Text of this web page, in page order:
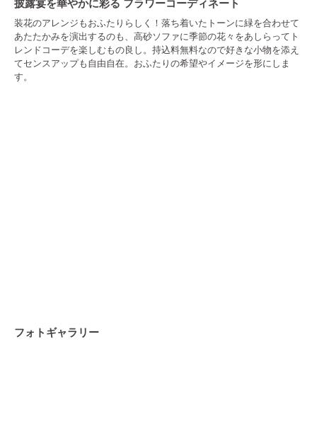
装花のアレンジもおふたりらしく！落ち着いたトーンに緑を合わせて
あたたかみを演出するのも、高砂ソファに季節の花々をあしらってト
レンドコーデを楽しむもの良し。持込料無料なので好きな小物を添え
てセンスアップも自由自在。おふたりの希望やイメージを形にしま
す。
フォトギャラリー